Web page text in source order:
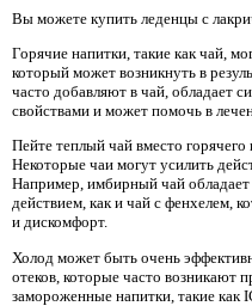
Вы можете купить леденцы с
Горячие напитки, такие как чай,
который может возникнуть в
часто добавляют в чай, обладает
свойствами и может помочь в
Пейте теплый чай вместо
Некоторые чаи могут усилить
Например, имбирный чай
действием, как и чай с фенхелем,
и дискомфорт.
Холод может быть очень
отеков, которые часто возникают
замороженные напитки, такие как